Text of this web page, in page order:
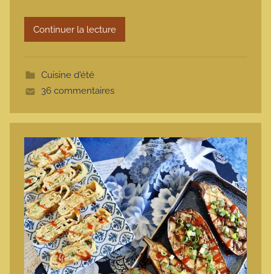
Continuer la lecture
Cuisine d'été
36 commentaires